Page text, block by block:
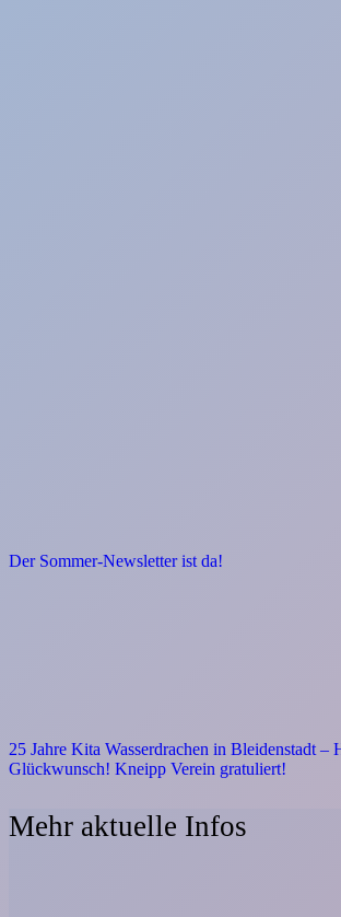
Der Sommer-Newsletter ist da!
25 Jahre Kita Wasserdrachen in Bleidenstadt –
Glückwunsch! Kneipp Verein gratuliert!
Mehr aktuelle Infos